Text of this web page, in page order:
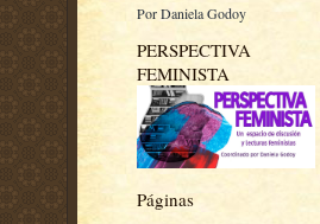
Por Daniela Godoy
PERSPECTIVA
FEMINISTA
Páginas